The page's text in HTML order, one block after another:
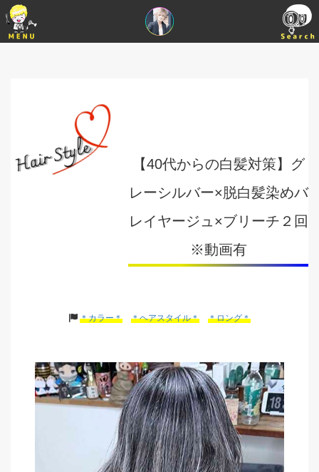
【40代からの白髪対策】グ
レーシルバー×脱白髪染めバ
レイヤージュ×ブリーチ２回
※動画有
＊カラー＊ ＊ヘアスタイル＊ ＊ロング＊